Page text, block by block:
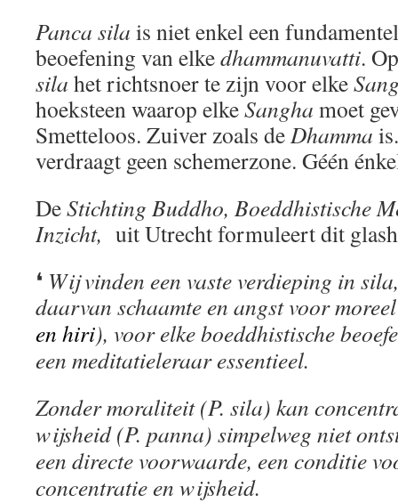
Panca sila is niet enkel een
beoefening van elkedhammanuvatti.
sila het richtsnoer te zijn voor elke
hoeksteen waarop elkeSangha moet
Smetteloos. Zuiver zoals de Dhamma
verdraagt geen schemerzone. Géén
DeStichting Buddho, Boeddhistische
Inzicht, uit Utrecht formuleert dit
❛ Wij vinden een vaste verdieping in
daarvan schaamte en angst voor
en hiri), voor elke boeddhistische
een meditatieleraar essentieel.
Zonder moraliteit (P. sila) kan
wijsheid (P. panna) simpelweg niet
een directe voorwaarde, een conditie
concentratie en wijsheid.